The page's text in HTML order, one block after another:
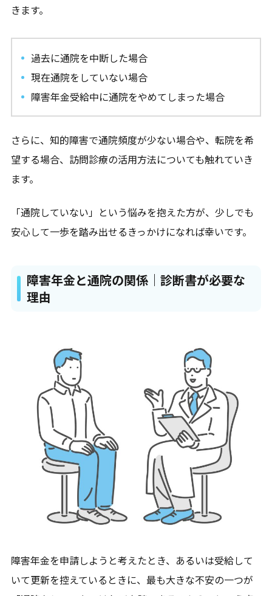
きます。
過去に通院を中断した場合
現在通院をしていない場合
障害年金受給中に通院をやめてしまった場合
さらに、知的障害で通院頻度が少ない場合や、転院を希
望する場合、訪問診療の活用方法についても触れていき
ます。
「通院していない」という悩みを抱えた方が、少しでも
安心して一歩を踏み出せるきっかけになれば幸いです。
障害年金と通院の関係｜診断書が必要な
理由
障害年金を申請しようと考えたとき、あるいは受給して
いて更新を控えているときに、最も大きな不安の一つが